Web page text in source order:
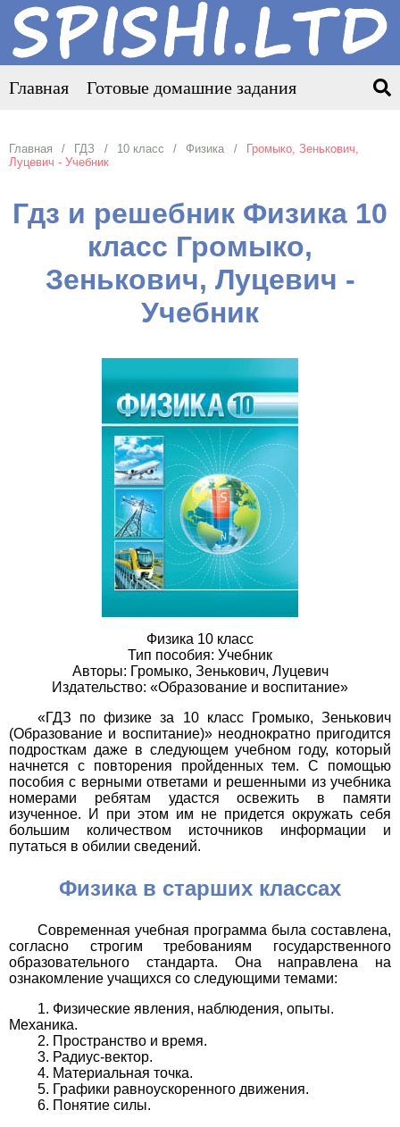
Главная Готовые домашние задания
Главная ГДЗ 10 класс Физика
Громыко, Зенькович,
Луцевич - Учебник
Гдз и решебник Физика 10
класс Громыко,
Зенькович, Луцевич -
Учебник
Физика 10 класс
Тип пособия: Учебник
Авторы: Громыко, Зенькович, Луцевич
Издательство: «Образование и воспитание»
«ГДЗ по физике за 10 класс Громыко, Зенькович
(Образование и воспитание)» неоднократно пригодится
подросткам даже в следующем учебном году, который
начнется с повторения пройденных тем. С помощью
пособия с верными ответами и решенными из учебника
номерами ребятам удастся освежить в памяти
изученное. И при этом им не придется окружать себя
большим количеством источников информации и
путаться в обилии сведений.
Физика в старших классах
Современная учебная программа была составлена,
согласно строгим требованиям государственного
образовательного стандарта. Она направлена на
ознакомление учащихся со следующими темами:
Физические явления, наблюдения, опыты.
Механика.
Пространство и время.
Радиус-вектор.
Материальная точка.
Графики равноускоренного движения.
Понятие силы.